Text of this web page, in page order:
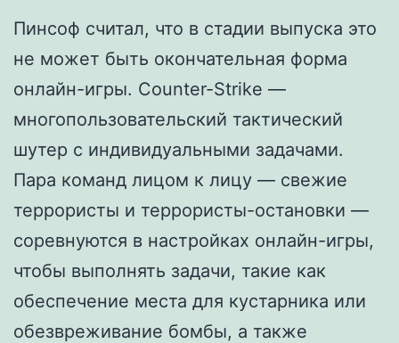
Пинсоф считал, что в стадии выпуска это
не может быть окончательная форма
онлайн-игры. Counter-Strike —
многопользовательский тактический
шутер с индивидуальными задачами.
Пара команд лицом к лицу — свежие
террористы и террористы-остановки —
соревнуются в настройках онлайн-игры,
чтобы выполнять задачи, такие как
обеспечение места для кустарника или
обезвреживание бомбы, а также